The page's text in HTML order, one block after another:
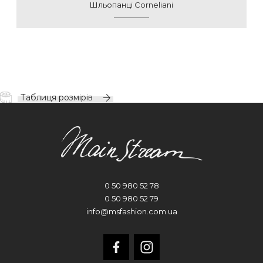
Шльопанці Corneliani
Таблиця розмірів
0 50 980 52 78
0 50 980 52 79
info@msfashion.com.ua